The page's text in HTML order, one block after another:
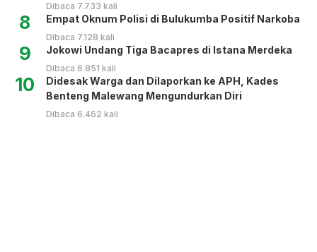
Dibaca 7.733 kali
8 Empat Oknum Polisi di Bulukumba Positif Narkoba
Dibaca 7.128 kali
9 Jokowi Undang Tiga Bacapres di Istana Merdeka
Dibaca 6.851 kali
10
Didesak Warga dan Dilaporkan ke APH, Kades
Benteng Malewang Mengundurkan Diri
Dibaca 6.462 kali